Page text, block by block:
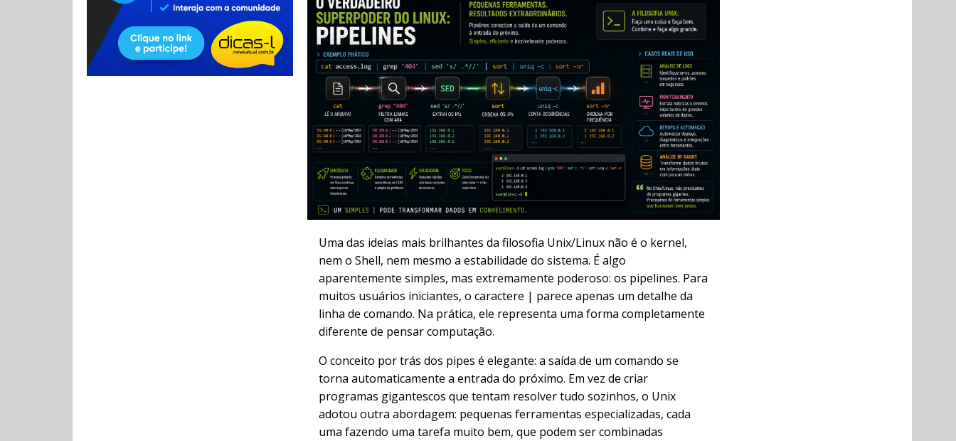
Uma das ideias mais brilhantes da filosofia Unix/Linux não é o kernel,
nem o Shell, nem mesmo a estabilidade do sistema. É algo
aparentemente simples, mas extremamente poderoso: os pipelines. Para
muitos usuários iniciantes, o caractere | parece apenas um detalhe da
linha de comando. Na prática, ele representa uma forma completamente
diferente de pensar computação.
O conceito por trás dos pipes é elegante: a saída de um comando se
torna automaticamente a entrada do próximo. Em vez de criar
programas gigantescos que tentam resolver tudo sozinhos, o Unix
adotou outra abordagem: pequenas ferramentas especializadas, cada
uma fazendo uma tarefa muito bem, que podem ser combinadas